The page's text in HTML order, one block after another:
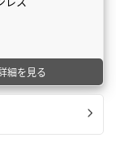
細を見る